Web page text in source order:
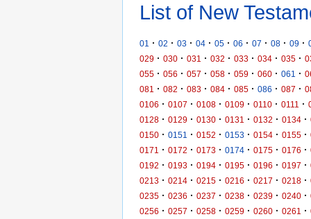
List of New
01 · 02 · 03 · 04 · 05 · 06 · 07 · 08 · 09 ·
029 · 030 · 031 · 032 · 033 · 034 · 035 ·
055 · 056 · 057 · 058 · 059 · 060 · 061 ·
081
· 082 · 083 · 084 · 085 · 086 · 087 ·
0106 · 0107 · 0108 · 0109 · 0110 · 0111 ·
0128 · 0129 · 0130 · 0131 · 0132 · 0134 ·
0150 · 0151 · 0152 · 0153 · 0154 · 0155 ·
0171
· 0172 · 0173 · 0174 · 0175 · 0176 ·
0192 · 0193 · 0194 · 0195 · 0196 · 0197 ·
0213 · 0214 · 0215 · 0216 · 0217 · 0218 ·
0235 · 0236 · 0237 · 0238 · 0239 · 0240 ·
0256 · 0257 · 0258 · 0259 · 0260 · 0261 ·